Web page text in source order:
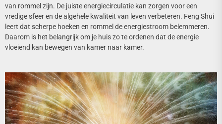
van rommel zijn. De juiste energiecirculatie kan zorgen voor een
vredige sfeer en de algehele kwaliteit van leven verbeteren. Feng Shui
leert dat scherpe hoeken en rommel de energiestroom belemmeren.
Daarom is het belangrijk om je huis zo te ordenen dat de energie
vloeiend kan bewegen van kamer naar kamer.